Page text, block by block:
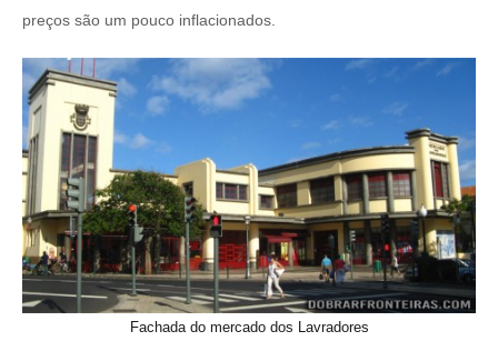
preços são um pouco inflacionados.
Fachada do mercado dos Lavradores